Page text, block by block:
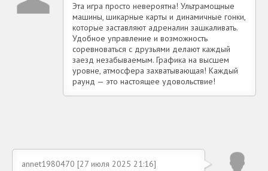
Эта игра просто невероятна! Ультрамощные
машины, шикарные карты и динамичные гонки,
которые заставляют адреналин зашкаливать.
Удобное управление и возможность
соревноваться с друзьями делают каждый
заезд незабываемым. Графика на высшем
уровне, атмосфера захватывающая! Каждый
раунд — это настоящее удовольствие!
annet1980470 [27 июля 2025 21:16]